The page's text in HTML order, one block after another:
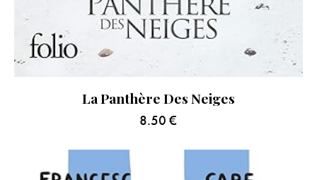
La Panthère Des Neiges
8.50 €